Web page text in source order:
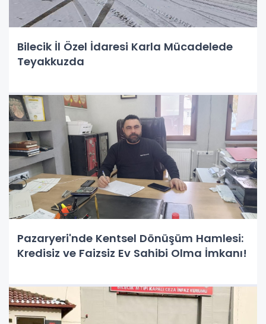
Bilecik İl Özel İdaresi Karla Mücadelede
Teyakkuzda
Pazaryeri'nde Kentsel Dönüşüm Hamlesi:
Kredisiz ve Faizsiz Ev Sahibi Olma İmkanı!